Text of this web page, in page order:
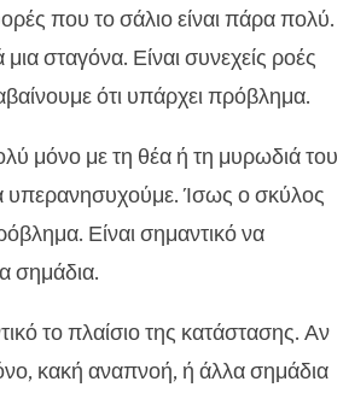
που το σάλιο είναι πάρα πολύ.
σταγόνα. Είναι συνεχείς ροές
ότι υπάρχει πρόβλημα.
μόνο με τη θέα ή τη μυρωδιά του
υπερανησυχούμε. Ίσως ο σκύλος
Είναι σημαντικό να
σημάδια.
το πλαίσιο της κατάστασης. Αν
κακή αναπνοή, ή άλλα σημάδια